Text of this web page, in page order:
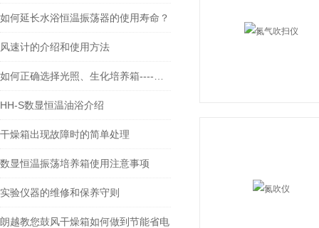
如何延长水浴恒温振荡器的使用寿命？
风速计的介绍和使用方法
HH-S数显恒温油浴介绍
干燥箱出现故障时的简单处理
数显恒温振荡培养箱使用注意事项
实验仪器的维修和保养守则
朗越教您鼓风干燥箱如何做到节能省电